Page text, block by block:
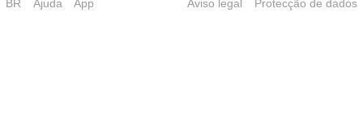
BR Ajuda App Aviso legal Protecção de dados